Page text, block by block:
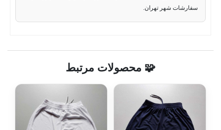
سفارشات شهر تهران.
🧩 محصولات مرتبط